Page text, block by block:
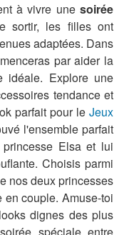
à vivre une soirée
sortir, les filles ont
adaptées. Dans
par aider la
idéale. Explore une
tendance et
parfait pour le Jeux
l'ensemble parfait
Elsa et lui
Choisis parmi
nos deux princesses
couple. Amuse-toi
dignes des plus